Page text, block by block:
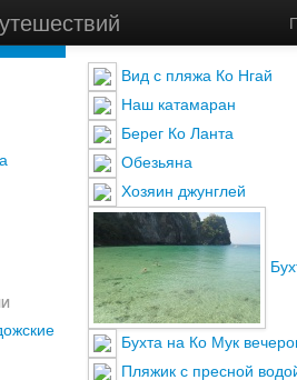
Главная
Вид с пляжа Ко Нгай
Наш катамаран
Берег Ко Ланта
Обезьяна
Хозяин джунглей
Бухта на Ко Мук
Пляжик с пресной